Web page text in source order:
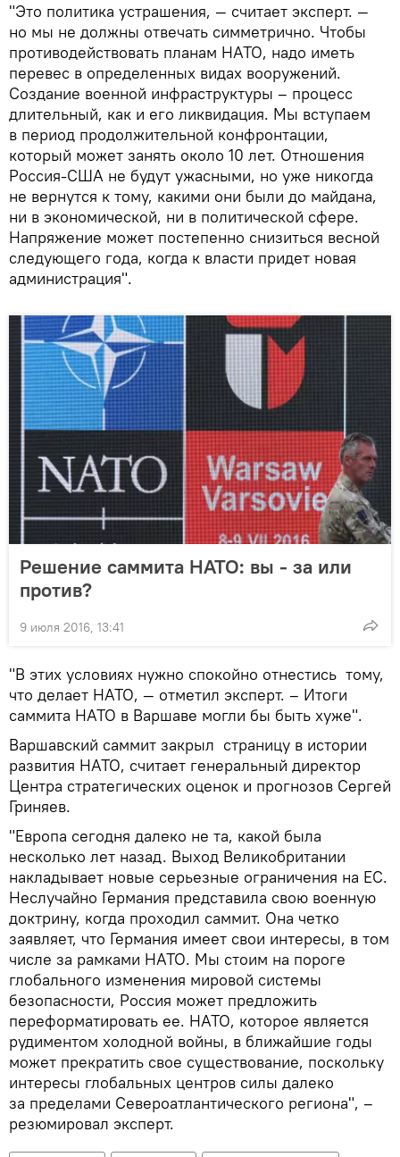
"Это политика устрашения, — считает эксперт. —
но мы не должны отвечать симметрично. Чтобы
противодействовать планам НАТО, надо иметь
перевес в определенных видах вооружений.
Создание военной инфраструктуры – процесс
длительный, как и его ликвидация. Мы вступаем
в период продолжительной конфронтации,
который может занять около 10 лет. Отношения
Россия-США не будут ужасными, но уже никогда
не вернутся к тому, какими они были до майдана,
ни в экономической, ни в политической сфере.
Напряжение может постепенно снизиться весной
следующего года, когда к власти придет новая
администрация".
Решение саммита НАТО: вы - за или
против?
9 июля 2016, 13:41
"В этих условиях нужно спокойно отнестись тому,
что делает НАТО, — отметил эксперт. – Итоги
саммита НАТО в Варшаве могли бы быть хуже".
Варшавский саммит закрыл страницу в истории
развития НАТО, считает генеральный директор
Центра стратегических оценок и прогнозов Сергей
Гриняев.
"Европа сегодня далеко не та, какой была
несколько лет назад. Выход Великобритании
накладывает новые серьезные ограничения на ЕС.
Неслучайно Германия представила свою военную
доктрину, когда проходил саммит. Она четко
заявляет, что Германия имеет свои интересы, в том
числе за рамками НАТО. Мы стоим на пороге
глобального изменения мировой системы
безопасности, Россия может предложить
переформатировать ее. НАТО, которое является
рудиментом холодной войны, в ближайшие годы
может прекратить свое существование, поскольку
интересы глобальных центров силы далеко
за пределами Североатлантического региона", –
резюмировал эксперт.